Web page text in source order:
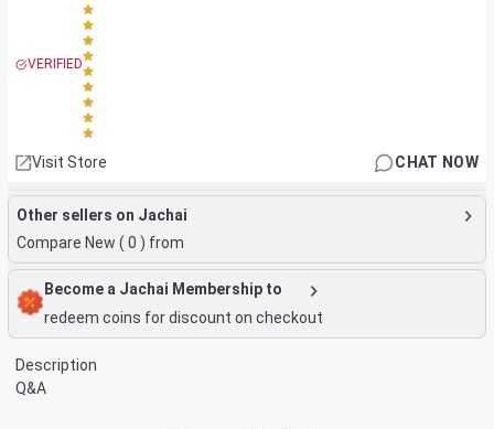
VERIFIED
Visit Store CHAT NOW
Other sellers on Jachai
Compare New ( 0 ) from
Become a Jachai Membership to
redeem coins for discount on checkout
Description
Q&A